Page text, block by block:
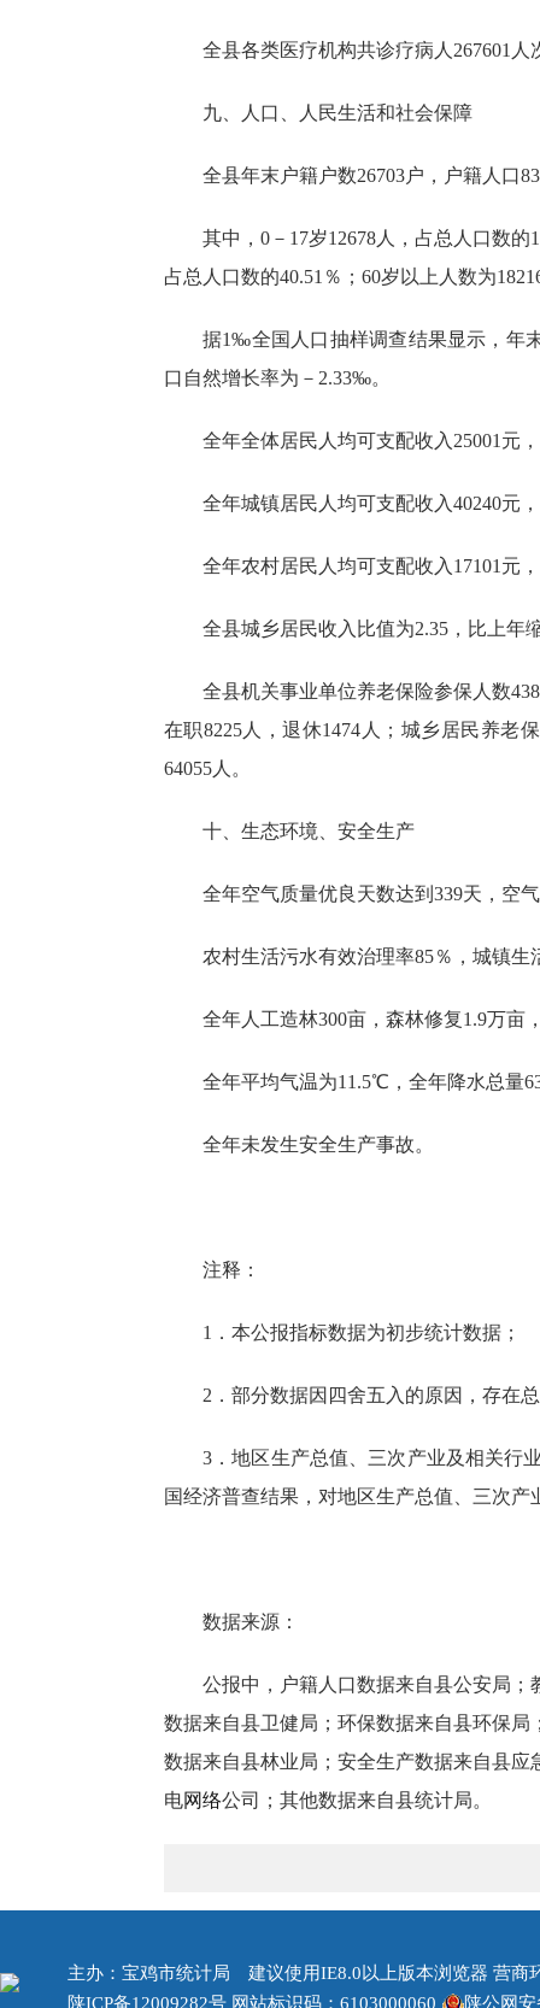
全县各类医疗机构共诊疗病人 267601 人
九、人口、人民生活和社会保障
全县年末户籍户数26703户， 户籍人口
其中， 0－17岁12678 人，占总人 口数的
占总人 口数的40.51 ％；60岁以上 人数为
据1‰全国人口抽样调查结果显示，年
口自然增长率为－2.33‰。
全年全体居民人均可支配收入 25001 元
全年城镇居民人均可支配收入40240元
全年农村居民人均可支配收入 17101 元
全县城乡居民收入比值为2.35，比上年
全县机关事业单位养老保险参保人数
在职8225人，退休1474人；城乡居民养老
64055人。
十、生态环境、安全生产
全年空气质量优良天数达到 339天， 空
农村生活污水有效治理率85％ ， 城镇生
全年人工造林300亩， 森林修复1.9万亩
全年平均气温为11.5℃，全年降水总量
全年未发生安全生产事故。
注释：
1． 本公报指标数据为初步统计数据 ；
2． 部分数据因四舍五入的原因，存在
3．地区生产总值、三次产业及相关行
国经济普查结果，对地区生产总值、三次
数据来源：
公报中， 户籍 人口数据来自县公安局
数据来自县卫健局；环保数据来自县环保局
数据来自县林业局； 安全生产数据来自县应
电网络公司 ；其他数据来自县统计局。
主办：宝鸡市统计局 建议使用IE8.0以上版本浏览器 营商
陕ICP备12009282号 网站标识码：6103000060 陕公网